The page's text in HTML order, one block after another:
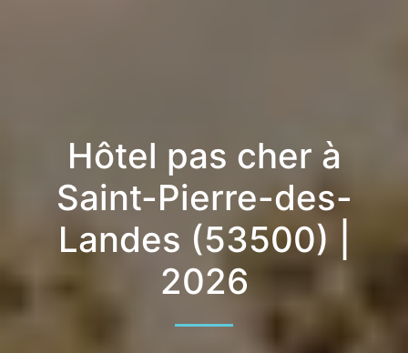
Hôtel pas cher à
Saint-Pierre-des-
Landes (53500) |
2026